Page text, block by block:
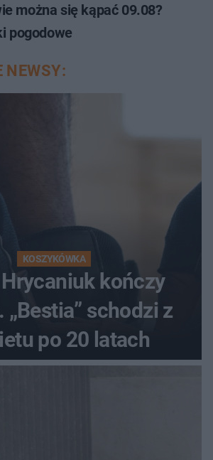
można się kąpać 09.08?
pogodowe
NEWSY:
KOSZYKÓWKA
kończy
„Bestia” schodzi z
po 20 latach